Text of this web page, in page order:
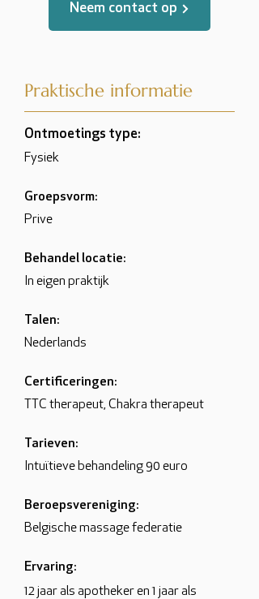
Neem contact op
Praktische informatie
Ontmoetings type:
Fysiek
Groepsvorm:
Prive
Behandel locatie:
In eigen praktijk
Talen:
Nederlands
Certificeringen:
TTC therapeut, Chakra therapeut
Tarieven:
Intuïtieve behandeling 90 euro
Beroepsvereniging:
Belgische massage federatie
Ervaring:
12 jaar als apotheker en 1 jaar als